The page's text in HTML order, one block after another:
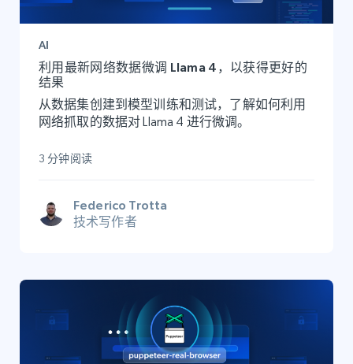
AI
利用最新网络数据微调 Llama 4，以获得更好的
结果
从数据集创建到模型训练和测试，了解如何利用
网络抓取的数据对 Llama 4 进行微调。
3 分钟阅读
Federico Trotta
技术写作者